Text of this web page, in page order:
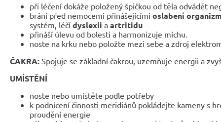
při léčení dokáže položený špičkou od těla odvádět
brání před nemocemi přinášejícími oslabení
systém, léčí dyslexii a artritidu
přináší úlevu od bolesti a harmonizuje míchu.
noste na krku nebo položte mezi sebe a zdroj
ČAKRA: Spojuje se základní čakrou, uzemňuje energii a
UMÍSTĚNÍ
noste nebo umístěte podle potřeby
k podnícení činnosti meridiánů pokládejte kameny s
proudění energie